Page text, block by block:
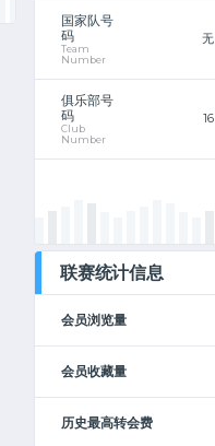
国家队号
码
Team
Number
无
俱乐部号
码
Club
Number
16
联赛统计信息
会员浏览量
会员收藏量
历史最高转会费